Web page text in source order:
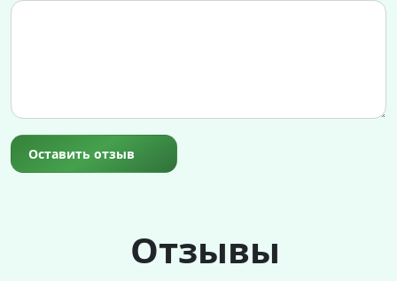
Оставить отзыв
Отзывы